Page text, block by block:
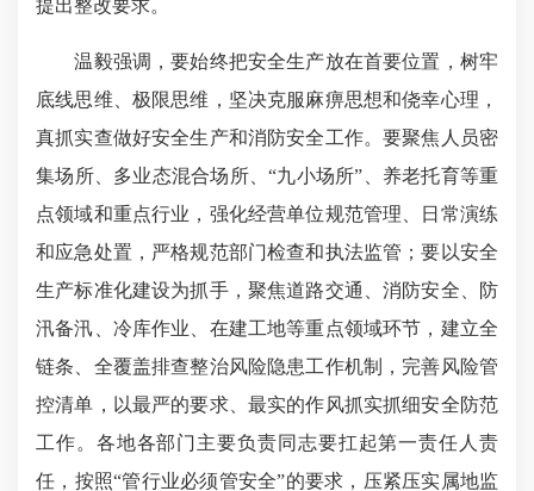
提出整改要求。
温毅强调，要始终把安全生产放在首要位置，树牢
底线思维、极限思维，坚决克服麻痹思想和侥幸心理，
真抓实查做好安全生产和消防安全工作。要聚焦人员密
集场所、多业态混合场所、“九小场所”、养老托育等重
点领域和重点行业，强化经营单位规范管理、日常演练
和应急处置，严格规范部门检查和执法监管；要以安全
生产标准化建设为抓手，聚焦道路交通、消防安全、防
汛备汛、冷库作业、在建工地等重点领域环节，建立全
链条、全覆盖排查整治风险隐患工作机制，完善风险管
控清单，以最严的要求、最实的作风抓实抓细安全防范
工作。各地各部门主要负责同志要扛起第一责任人责
任，按照“管行业必须管安全”的要求，压紧压实属地监